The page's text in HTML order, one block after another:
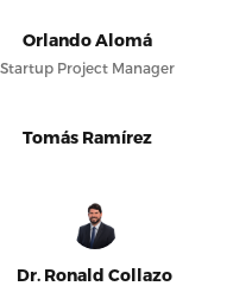
Orlando Alomá
Startup Project Manager
Tomás Ramírez
Dr. Ronald Collazo